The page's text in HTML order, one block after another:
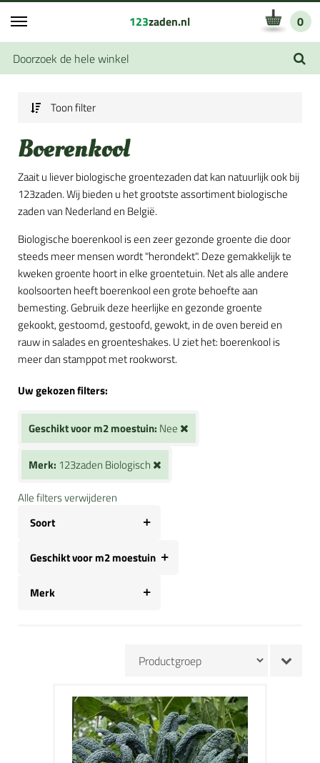
123zaden.nl 0
Toon filter
Boerenkool
Zaait u liever biologische groentezaden dat kan natuurlijk ook bij
123zaden. Wij bieden u het grootste assortiment biologische
zaden van Nederland en België.
Biologische boerenkool is een zeer gezonde groente die door
steeds meer mensen wordt "herondekt". Deze gemakkelijk te
kweken groente hoort in elke groentetuin. Net als alle andere
koolsoorten heeft boerenkool een grote behoefte aan
bemesting. Gebruik deze heerlijke en gezonde groente
gekookt, gestoomd, gestoofd, gewokt, in de oven bereid en
rauw in salades en groenteshakes. U ziet het: boerenkool is
meer dan stamppot met rookworst.
Uw gekozen filters:
Geschikt voor m2 moestuin: Nee
Merk: 123zaden Biologisch
Alle filters verwijderen
Soort
Geschikt voor m2 moestuin
Merk